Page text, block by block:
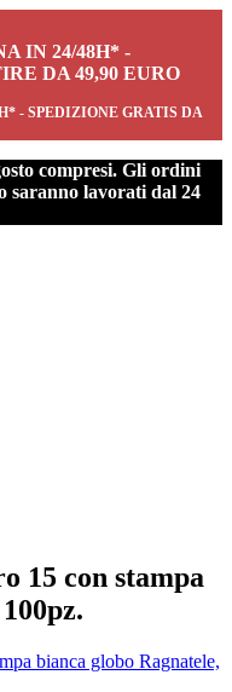
IN 24/48H* -
DA 49,90 EURO
- SPEDIZIONE GRATIS DA
compresi. Gli ordini
saranno lavorati dal 24
15 con stampa